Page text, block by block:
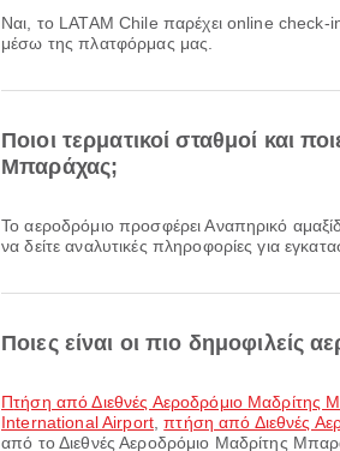
Ναι, το LATAM Chile παρέχει online check-in για πτήσεις από Διεθνές Αεροδρόμιο Μαδρίτης Μπαράχας, επιτρέποντάς σας να κάνετε άνετο check-in για την πτήση σας
μέσω της πλατφόρμας μας.
Ποιοι τερματικοί σταθμοί και
Μπαράχας;
Το αεροδρόμιο προσφέρει Αναπηρικό αμαξίδιο, Ξενοδοχείο αεροδρομίου, Τραπεζαρία και πολλές ακόμη παροχές για να βελτιώσει την ταξιδιωτική σας εμπειρία. Μπορείτε
να δείτε αναλυτικές πληροφορίες για
Ποιες είναι οι πιο δημοφιλείς
πτήση από Διεθνές Αεροδρόμιο
International Airport,πτήση από Διεθνές
από το Διεθνές Αεροδρόμιο Μαδρίτης